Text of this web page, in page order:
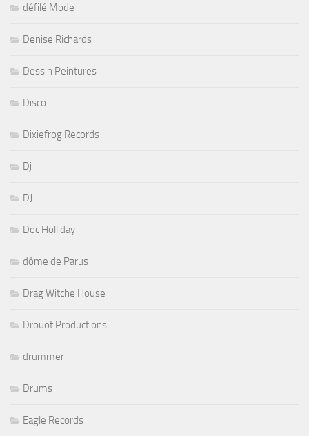
défilé Mode
Denise Richards
Dessin Peintures
Disco
Dixiefrog Records
Dj
DJ
Doc Holliday
dôme de Parus
Drag Witche House
Drouot Productions
drummer
Drums
Eagle Records